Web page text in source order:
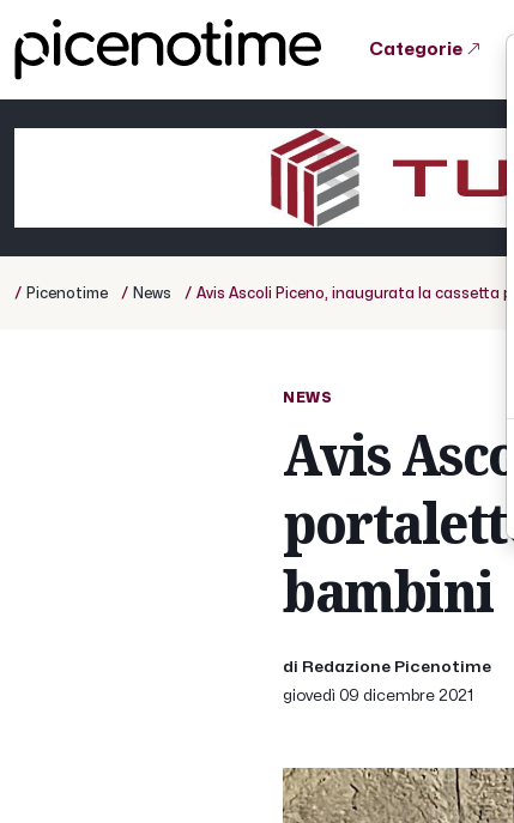
Categorie
/ Picenotime / News / Avis Ascoli Piceno, inaugurata la cassetta
NEWS
Avis
bambini
di Redazione Picenotime
giovedì 09 dicembre 2021